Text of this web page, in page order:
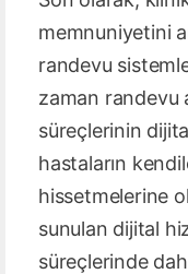
memnuniyetini
randevu
zaman randevu
süreçlerinin
hastaların
hissetmelerine
sunulan dijital
süreçlerinde